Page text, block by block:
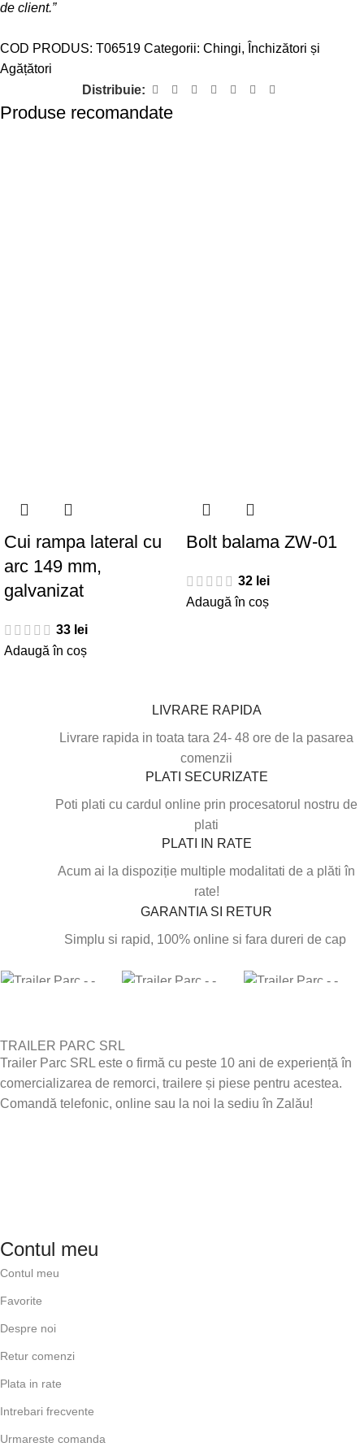
de client.”
COD PRODUS: T06519 Categorii: Chingi, Închizători și
Agățători
Distribuie:
Produse recomandate
Cui rampa lateral cu
arc 149 mm,
galvanizat
33 lei
Adaugă în coș
Bolt balama ZW-01
32 lei
Adaugă în coș
LIVRARE RAPIDA
Livrare rapida in toata tara 24- 48 ore de la pasarea
comenzii
PLATI SECURIZATE
Poti plati cu cardul online prin procesatorul nostru de
plati
PLATI IN RATE
Acum ai la dispoziție multiple modalitati de a plăti în
rate!
GARANTIA SI RETUR
Simplu si rapid, 100% online si fara dureri de cap
TRAILER PARC SRL
Trailer Parc SRL este o firmă cu peste 10 ani de experiență în
comercializarea de remorci, trailere și piese pentru acestea.
Comandă telefonic, online sau la noi la sediu în Zalău!
Contul meu
Contul meu
Favorite
Despre noi
Retur comenzi
Plata in rate
Intrebari frecvente
Urmareste comanda